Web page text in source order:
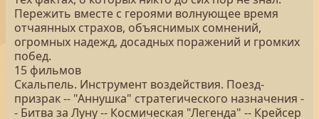
Пережить вместе с героями волнующее время
отчаянных страхов, объяснимых сомнений,
огромных надежд, досадных поражений и громких
побед.
15 фильмов
Скальпель. Инструмент воздействия. Поезд-
призрак -- "Аннушка" стратегического назначения -
- Битва за Луну -- Космическая "Легенда" -- Крейсер